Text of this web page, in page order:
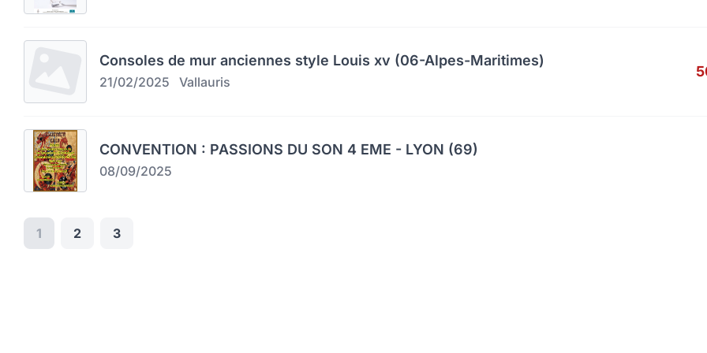
Consoles de mur anciennes style Louis xv (06-Alpes-Maritimes)
21/02/2025 Vallauris
CONVENTION : PASSIONS DU SON 4 EME - LYON (69)
08/09/2025
1 2 3